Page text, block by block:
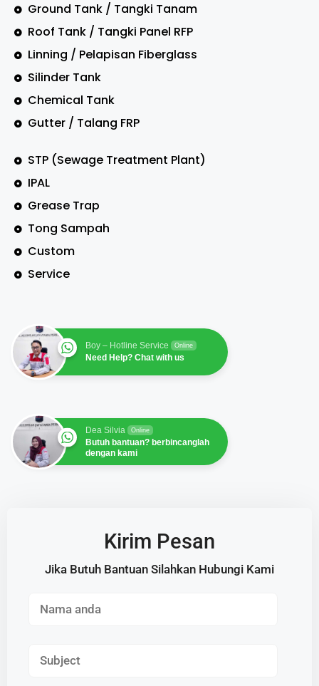
Ground Tank / Tangki Tanam
Roof Tank / Tangki Panel RFP
Linning / Pelapisan Fiberglass
Silinder Tank
Chemical Tank
Gutter / Talang FRP
STP (Sewage Treatment Plant)
IPAL
Grease Trap
Tong Sampah
Custom
Service
Boy – Hotline Service Online
Need Help? Chat with us
Dea Silvia Online
Butuh bantuan? berbincanglah
dengan kami
Kirim Pesan
Jika Butuh Bantuan Silahkan Hubungi Kami